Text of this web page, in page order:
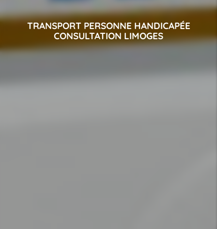
TRANSPORT PERSONNE HANDICAPÉE
CONSULTATION LIMOGES